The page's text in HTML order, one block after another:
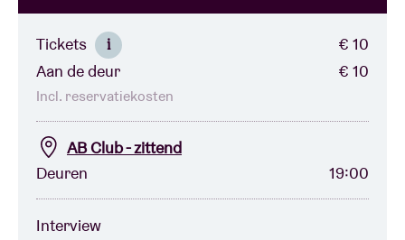
BRDCST
ABtv
Concertcheque
Over AB
Tickets i
€ 10
Aan de deur
€ 10
Incl. reservatiekosten
AB Club - zittend
Deuren
19:00
Interview